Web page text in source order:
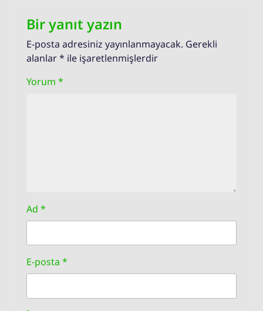
Bir yanıt yazın
E-posta adresiniz yayınlanmayacak. Gerekli
alanlar* ile işaretlenmişlerdir
Yorum *
Ad *
E-posta *